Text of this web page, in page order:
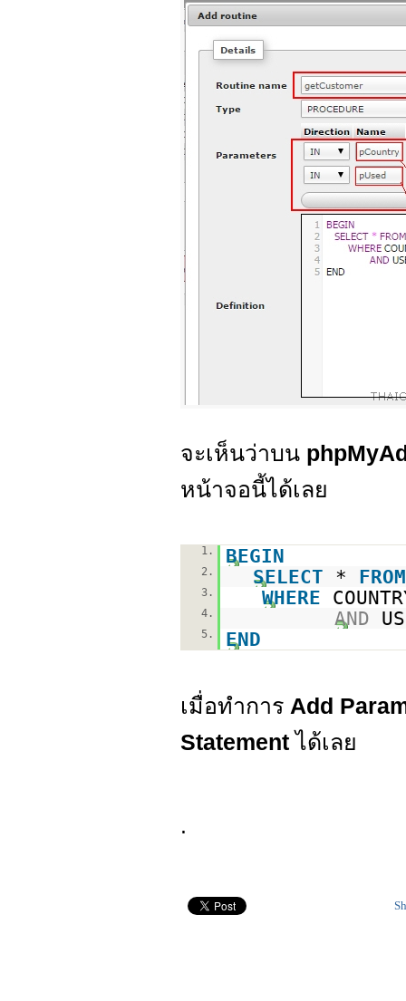
จะเห็นว่าบน
หน้าจอนี้ได้เลย
1. BEGIN
2. SELECT * FROM
3. WHERE
4. AND
5. END
เมื่อทำการ Add
Statementได้เลย
.